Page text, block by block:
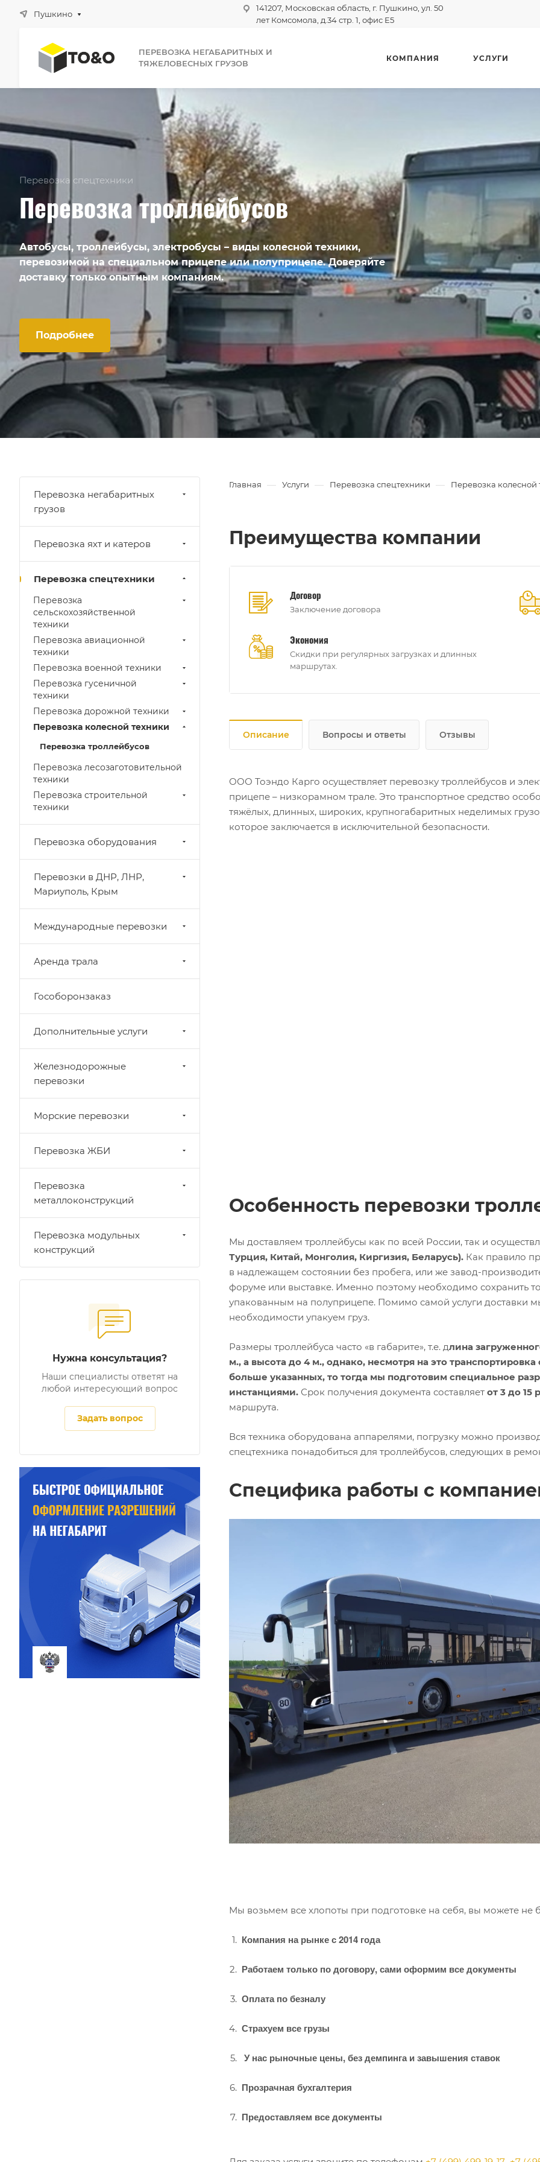
Пушкино
141207, Московская область, г. Пушкино, ул. 50
лет Комсомола, д.34 стр. 1, офис E5
ПЕРЕВОЗКА НЕГАБАРИТНЫХ И
ТЯЖЕЛОВЕСНЫХ ГРУЗОВ
КОМПАНИЯ УСЛУГИ
Перевозка спецтехники
Перевозка троллейбусов
Автобусы, троллейбусы, электробусы – виды колесной техники,
перевозимой на специальном прицепе или полуприцепе. Доверяйте
доставку только опытным компаниям.
Подробнее
Главная — Услуги — Перевозка спецтехники — Перевозка колесной
Преимущества компании
Договор
Заключение договора
Экономия
Скидки при регулярных загрузках и длинных
маршрутах.
Описание Вопросы и ответы Отзывы
ООО Тоэндо Карго осуществляет перевозку троллейбусов и
прицепе – низкорамном трале. Это транспортное средство
тяжёлых, длинных, широких, крупногабаритных неделимых
которое заключается в исключительной безопасности.
Особенность перевозки
Мы доставляем троллейбусы как по всей России, так и
Турция, Китай, Монголия, Киргизия, Беларусь). Как правило
в надлежащем состоянии без пробега, или же завод-
форуме или выставке. Именно поэтому необходимо сохранить
упакованным на полуприцепе. Помимо самой услуги доставки
необходимости упакуем груз.
Размеры троллейбуса часто «в габарите», т.е. длина
м., а высота до 4 м., однако, несмотря на это
больше указанных, то тогда мы подготовим специальное
инстанциями. Срок получения документа составляет от 3 до 15
маршрута.
Вся техника оборудована аппарелями, погрузку можно
спецтехника понадобиться для троллейбусов, следующих в
Специфика работы с
Мы возьмем все хлопоты при подготовке на себя, вы можете не
Компания на рынке с 2014 года
Работаем только по договору, сами оформим все документы
Оплата по безналу
Страхуем все грузы
У нас рыночные цены, без демпинга и завышения ставок
Прозрачная бухгалтерия
Предоставляем все документы
Перевозка негабаритных
грузов
Перевозка яхт и катеров
Перевозка спецтехники
Перевозка
сельскохозяйственной
техники
Перевозка авиационной
техники
Перевозка военной техники
Перевозка гусеничной
техники
Перевозка дорожной техники
Перевозка колесной техники
Перевозка троллейбусов
Перевозка лесозаготовительной
техники
Перевозка строительной
техники
Перевозка оборудования
Перевозки в ДНР, ЛНР,
Мариуполь, Крым
Международные перевозки
Аренда трала
Гособоронзаказ
Дополнительные услуги
Железнодорожные
перевозки
Морские перевозки
Перевозка ЖБИ
Перевозка
металлоконструкций
Перевозка модульных
конструкций
Нужна консультация?
Наши специалисты ответят на
любой интересующий вопрос
Задать вопрос